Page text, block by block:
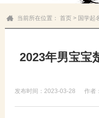
当前所在位置： 首页 > 国学起
2023年男宝宝
发布时间：2023-03-28 作者